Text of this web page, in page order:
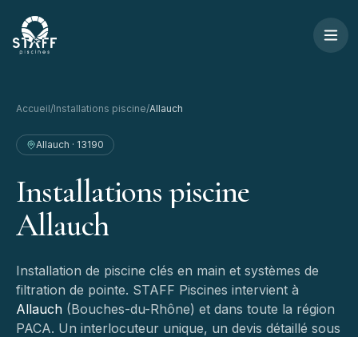
STAFF Piscines — Accueil
Accueil/Installations piscine/Allauch
Allauch · 13190
Installationspiscine
Allauch
Installation de piscine clés en main et systèmes de
filtration de pointe. STAFF Piscines intervient à
Allauch (Bouches-du-Rhône) et dans toute la région
PACA. Un interlocuteur unique, un devis détaillé sous